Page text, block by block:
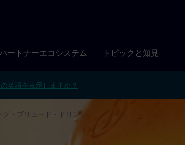
パートナーエコシステム トピックと知見
の英語を表示しますか？
グ・ブリュード・ドリンク